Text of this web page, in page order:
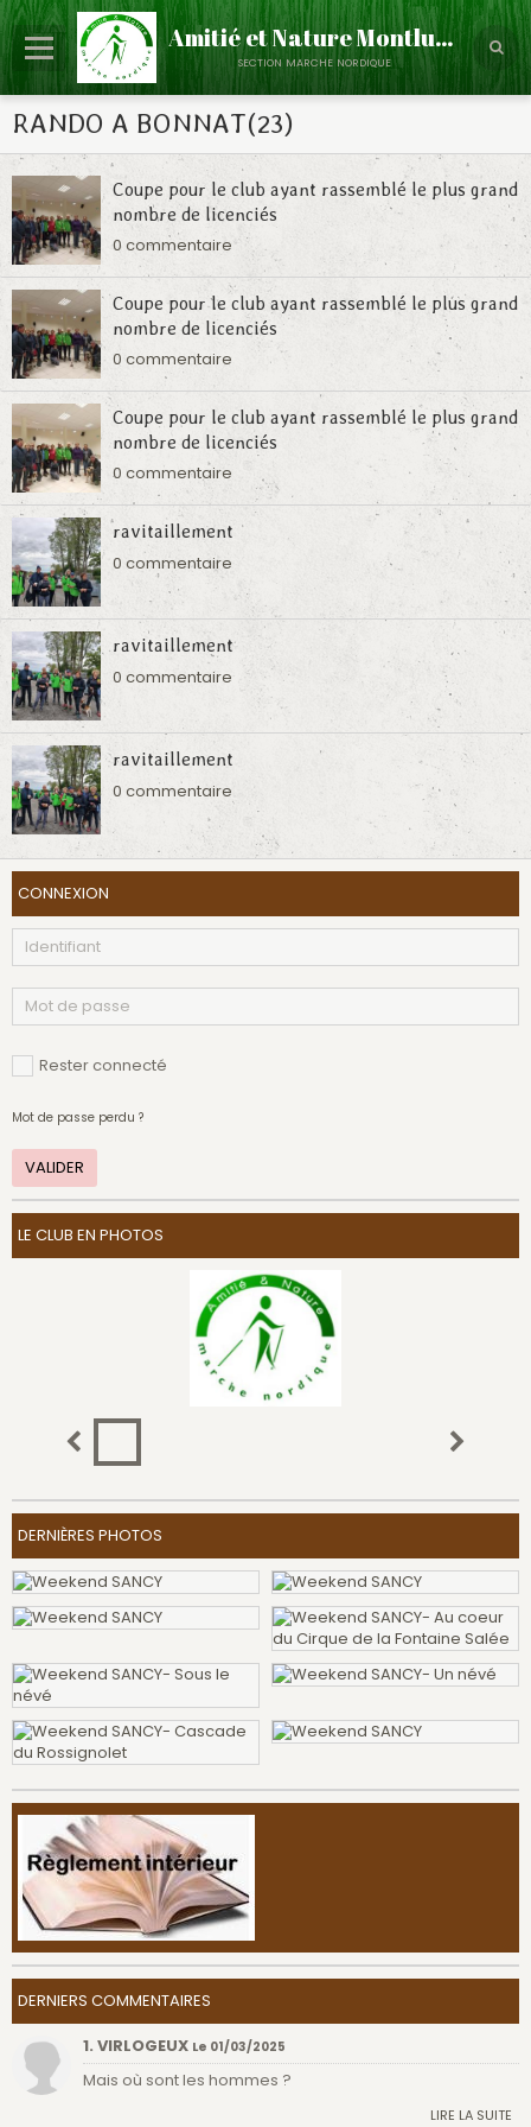
Amitié et Nature Montluçon
section marche nordique
Accueil
Le Club
Partenaires
Calendrier
Évènements
Albums Photos
Contact
Annuaire
Infos - Discussions
RANDO A BONNAT(23)
Coupe pour le club ayant rassemblé le plus grand
nombre de licenciés
0 commentaire
Coupe pour le club ayant rassemblé le plus grand
nombre de licenciés
0 commentaire
Coupe pour le club ayant rassemblé le plus grand
nombre de licenciés
0 commentaire
ravitaillement
0 commentaire
ravitaillement
0 commentaire
ravitaillement
0 commentaire
CONNEXION
Rester connecté
Mot de passe perdu ?
VALIDER
LE CLUB EN PHOTOS
DERNIÈRES PHOTOS
DERNIERS COMMENTAIRES
1. VIRLOGEUX Le 01/03/2025
Mais où sont les hommes ?
LIRE LA SUITE